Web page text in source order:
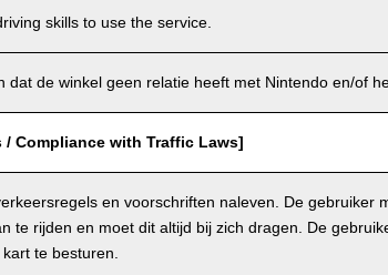
skills to use the service.
dat de winkel geen relatie heeft met Nintendo en/of
/ Compliance with Traffic Laws]
en voorschriften naleven. De gebruiker
te rijden en moet dit altijd bij zich dragen. De
te besturen.